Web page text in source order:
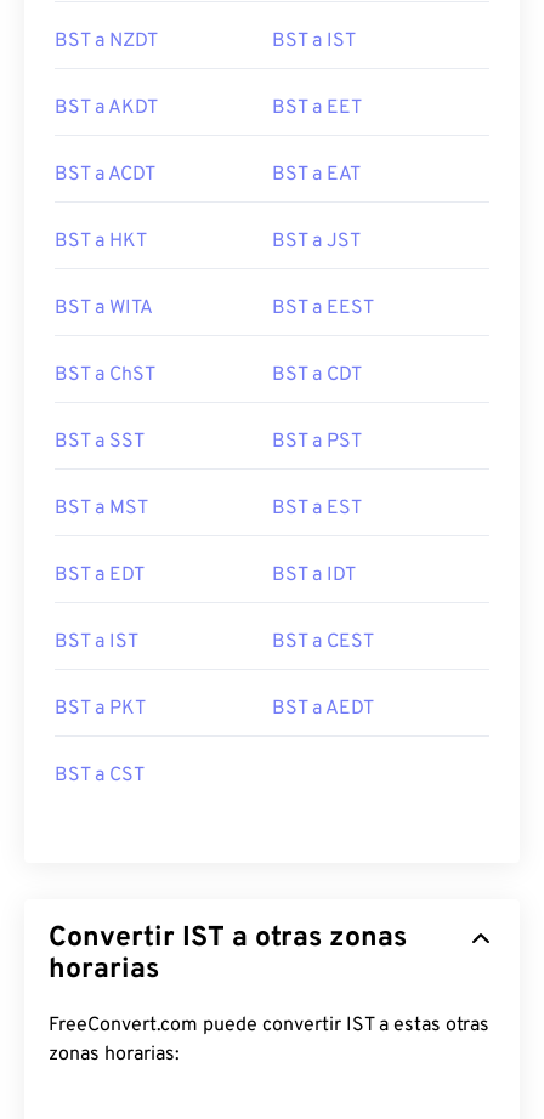
BST a NZDT BST a IST
BST a AKDT BST a EET
BST a ACDT BST a EAT
BST a HKT BST a JST
BST a WITA BST a EEST
BST a ChST BST a CDT
BST a SST BST a PST
BST a MST BST a EST
BST a EDT BST a IDT
BST a IST BST a CEST
BST a PKT BST a AEDT
BST a CST
Convertir IST a otras zonas
horarias
FreeConvert.com puede convertir IST a estas otras
zonas horarias: